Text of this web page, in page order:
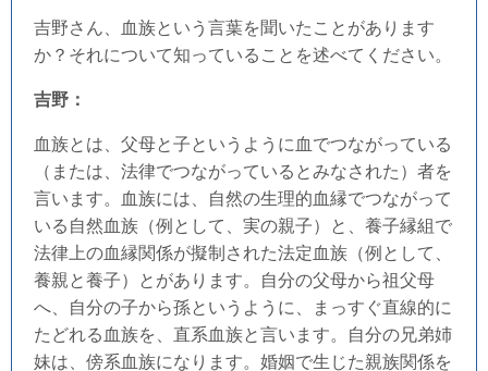
吉野さん、血族という言葉を聞いたことがあります
か？それについて知っていることを述べてください。
吉野：
血族とは、父母と子というように血でつながっている
（または、法律でつながっているとみなされた）者を
言います。血族には、自然の生理的血縁でつながって
いる自然血族（例として、実の親子）と、養子縁組で
法律上の血縁関係が擬制された法定血族（例として、
養親と養子）とがあります。自分の父母から祖父母
へ、自分の子から孫というように、まっすぐ直線的に
たどれる血族を、直系血族と言います。自分の兄弟姉
妹は、傍系血族になります。婚姻で生じた親族関係を